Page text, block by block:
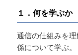
１．何を学ぶか
通信の仕組みを
係について学ぶ。